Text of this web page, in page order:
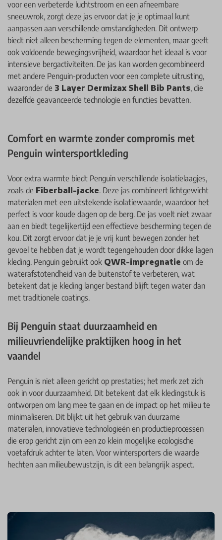
voor een verbeterde luchtstroom en een afneembare
sneeuwrok, zorgt deze jas ervoor dat je je optimaal kunt
aanpassen aan verschillende omstandigheden. Dit ontwerp
biedt niet alleen bescherming tegen de elementen, maar geeft
ook voldoende bewegingsvrijheid, waardoor het ideaal is voor
intensieve bergactiviteiten. De jas kan worden gecombineerd
met andere Penguin-producten voor een complete uitrusting,
waaronder de 3 Layer Dermizax Shell Bib Pants, die
dezelfde geavanceerde technologie en functies bevatten.
Comfort en warmte zonder compromis met
Penguin wintersportkleding
Voor extra warmte biedt Penguin verschillende isolatielaagjes,
zoals de Fiberball-jacke. Deze jas combineert lichtgewicht
materialen met een uitstekende isolatiewaarde, waardoor het
perfect is voor koude dagen op de berg. De jas voelt niet zwaar
aan en biedt tegelijkertijd een effectieve bescherming tegen de
kou. Dit zorgt ervoor dat je je vrij kunt bewegen zonder het
gevoel te hebben dat je wordt tegengehouden door dikke lagen
kleding. Penguin gebruikt ook QWR-impregnatie om de
waterafstotendheid van de buitenstof te verbeteren, wat
betekent dat je kleding langer bestand blijft tegen water dan
met traditionele coatings.
Bij Penguin staat duurzaamheid en
milieuvriendelijke praktijken hoog in het
vaandel
Penguin is niet alleen gericht op prestaties; het merk zet zich
ook in voor duurzaamheid. Dit betekent dat elk kledingstuk is
ontworpen om lang mee te gaan en de impact op het milieu te
minimaliseren. Dit blijkt uit het gebruik van duurzame
materialen, innovatieve technologieën en productieprocessen
die erop gericht zijn om een zo klein mogelijke ecologische
voetafdruk achter te laten. Voor wintersporters die waarde
hechten aan milieubewustzijn, is dit een belangrijk aspect.